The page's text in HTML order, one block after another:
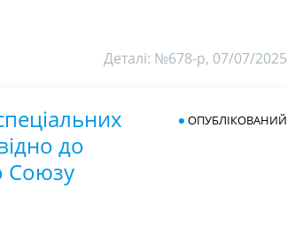
Деталі: №678-р, 07/07/2025
до
Союзу
ОПУБЛІКОВАНИЙ